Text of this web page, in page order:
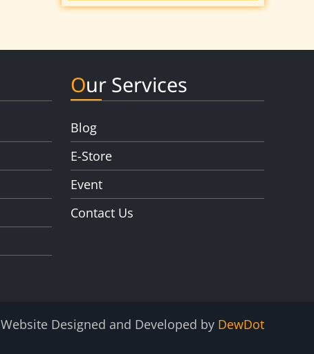
Our Services
Blog
E-Store
Event
Contact Us
Website Designed and Developed by DewDot